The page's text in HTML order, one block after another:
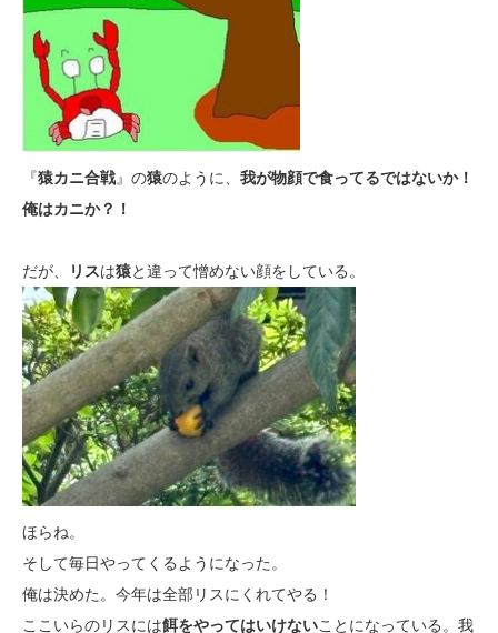
『猿カニ合戦』の猿のように、 我が物顔で食ってるではないか！
俺はカニか？！
だが、 リスは猿と違って憎めない顔をしている。
ほらね。
そして毎日やってくるようになった。
俺は決めた。今年は全部リスにくれてやる！
ここいらのリスには餌をやってはいけないことになっている。我